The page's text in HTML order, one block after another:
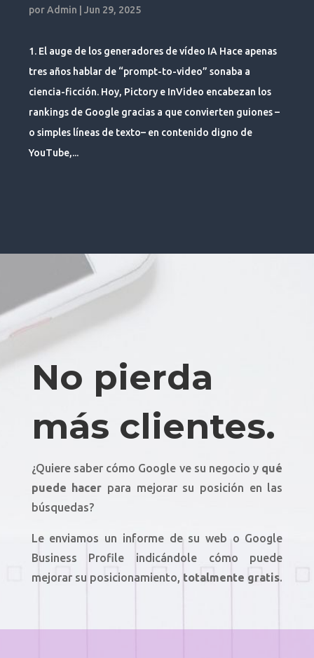
porAdmin |Jun 29, 2025
1. El auge de los generadores de vídeo IA Hace apenas
tres años hablar de “prompt-to-video” sonaba a
ciencia-ficción. Hoy, Pictory e InVideo encabezan los
rankings de Google gracias a que convierten guiones –
o simples líneas de texto– en contenido digno de
YouTube,...
No pierda
más clientes.
¿Quiere saber cómo Google ve su negocio y qué
puede hacer para mejorar su posición en las
búsquedas?
Le enviamos un informe de su web o Google
Business Profile indicándole cómo puede
mejorar su posicionamiento, totalmente gratis.